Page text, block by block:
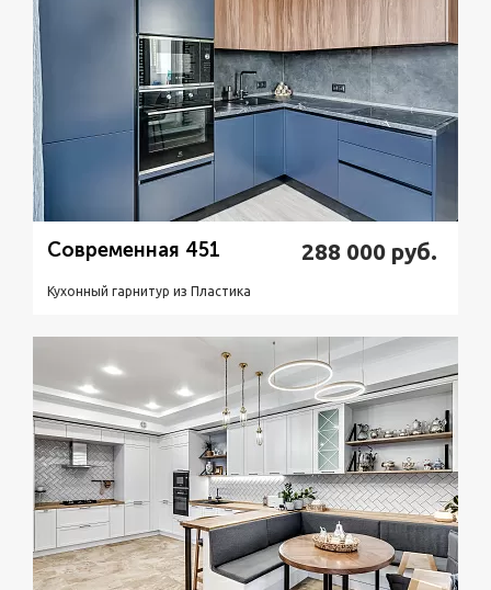
Современная 451 288 000 руб.
Кухонный гарнитур из Пластикa
Узнать стоимость